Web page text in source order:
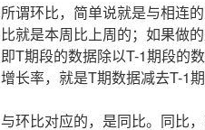
所谓环比，简单说就是与相连
比就是本周比上周的；如果做
即T期段的数据除以T-1期段的
增长率，就是T期数据减去T-1
与环比对应的，是同比。同比